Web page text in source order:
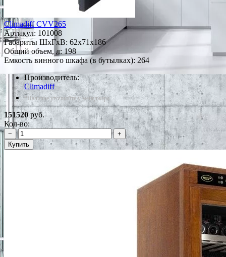
Climadiff CVV265
Артикул: 101008
Габариты ШxГxВ: 62x71x186
Общий объем, л: 198
Емкость винного шкафа (в бутылках): 264
Производитель:
Climadiff
*Наличие уточняйте у менеджера
151520руб.
Кол-во:
−
+
Купить